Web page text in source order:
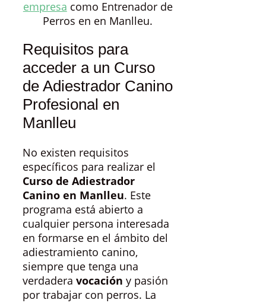
empresa como Entrenador de
Perros en en Manlleu.
Requisitos para
acceder a un Curso
de Adiestrador Canino
Profesional en
Manlleu
No existen requisitos
específicos para realizar el
Curso de Adiestrador
Canino en Manlleu. Este
programa está abierto a
cualquier persona interesada
en formarse en el ámbito del
adiestramiento canino,
siempre que tenga una
verdadera vocación y pasión
por trabajar con perros. La